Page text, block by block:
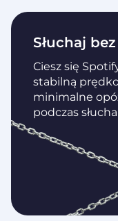
Słuchaj
Ciesz się
stabilną
minimalne
podczas